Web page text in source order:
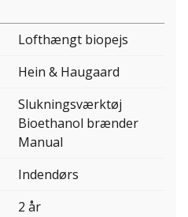
Lofthængt biopejs
Hein & Haugaard
Slukningsværktøj
Bioethanol brænder
Manual
Indendørs
2 år